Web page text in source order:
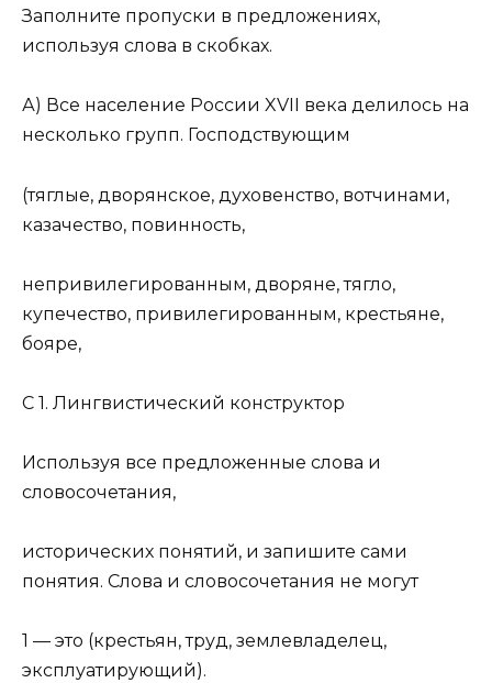
Заполните пропуски в предложениях,
используя слова в скобках.
А) Все население России XVII века делилось на
несколько групп. Господствующим
(тяглые, дворянское, духовенство, вотчинами,
казачество, повинность,
непривилегированным, дворяне, тягло,
купечество, привилегированным, крестьяне,
бояре,
С 1. Лингвистический конструктор
Используя все предложенные слова и
словосочетания,
исторических понятий, и запишите сами
понятия. Слова и словосочетания не могут
1 — это (крестьян, труд, землевладелец,
эксплуатирующий).